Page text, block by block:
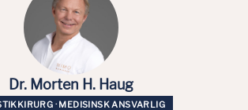
Dr. Morten H. Haug
· MEDISINSK ANSVARLIG